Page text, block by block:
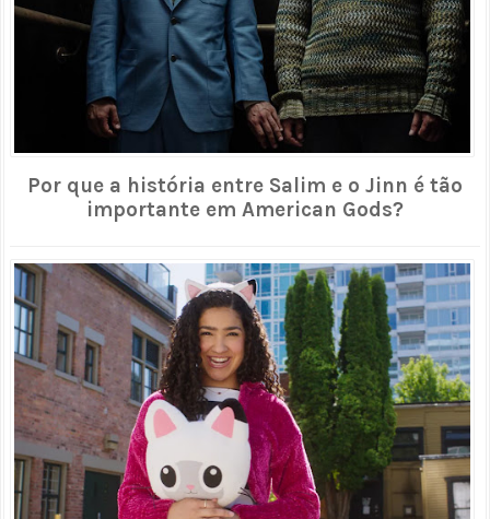
Por que a história entre Salim e o Jinn é tão
importante em American Gods?